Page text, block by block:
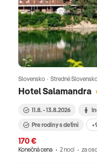
Hotel Salamandra
Slovensko · Stredné
11.8. - 13.8.2026
Pre rodiny s deťmi
170 €
Konečná cena 2 nocí za